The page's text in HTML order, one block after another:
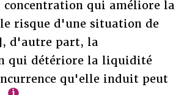
qui améliore la
risque d'une situation de
d'autre part, la
qui détériore la liquidité
qu'elle induit peut